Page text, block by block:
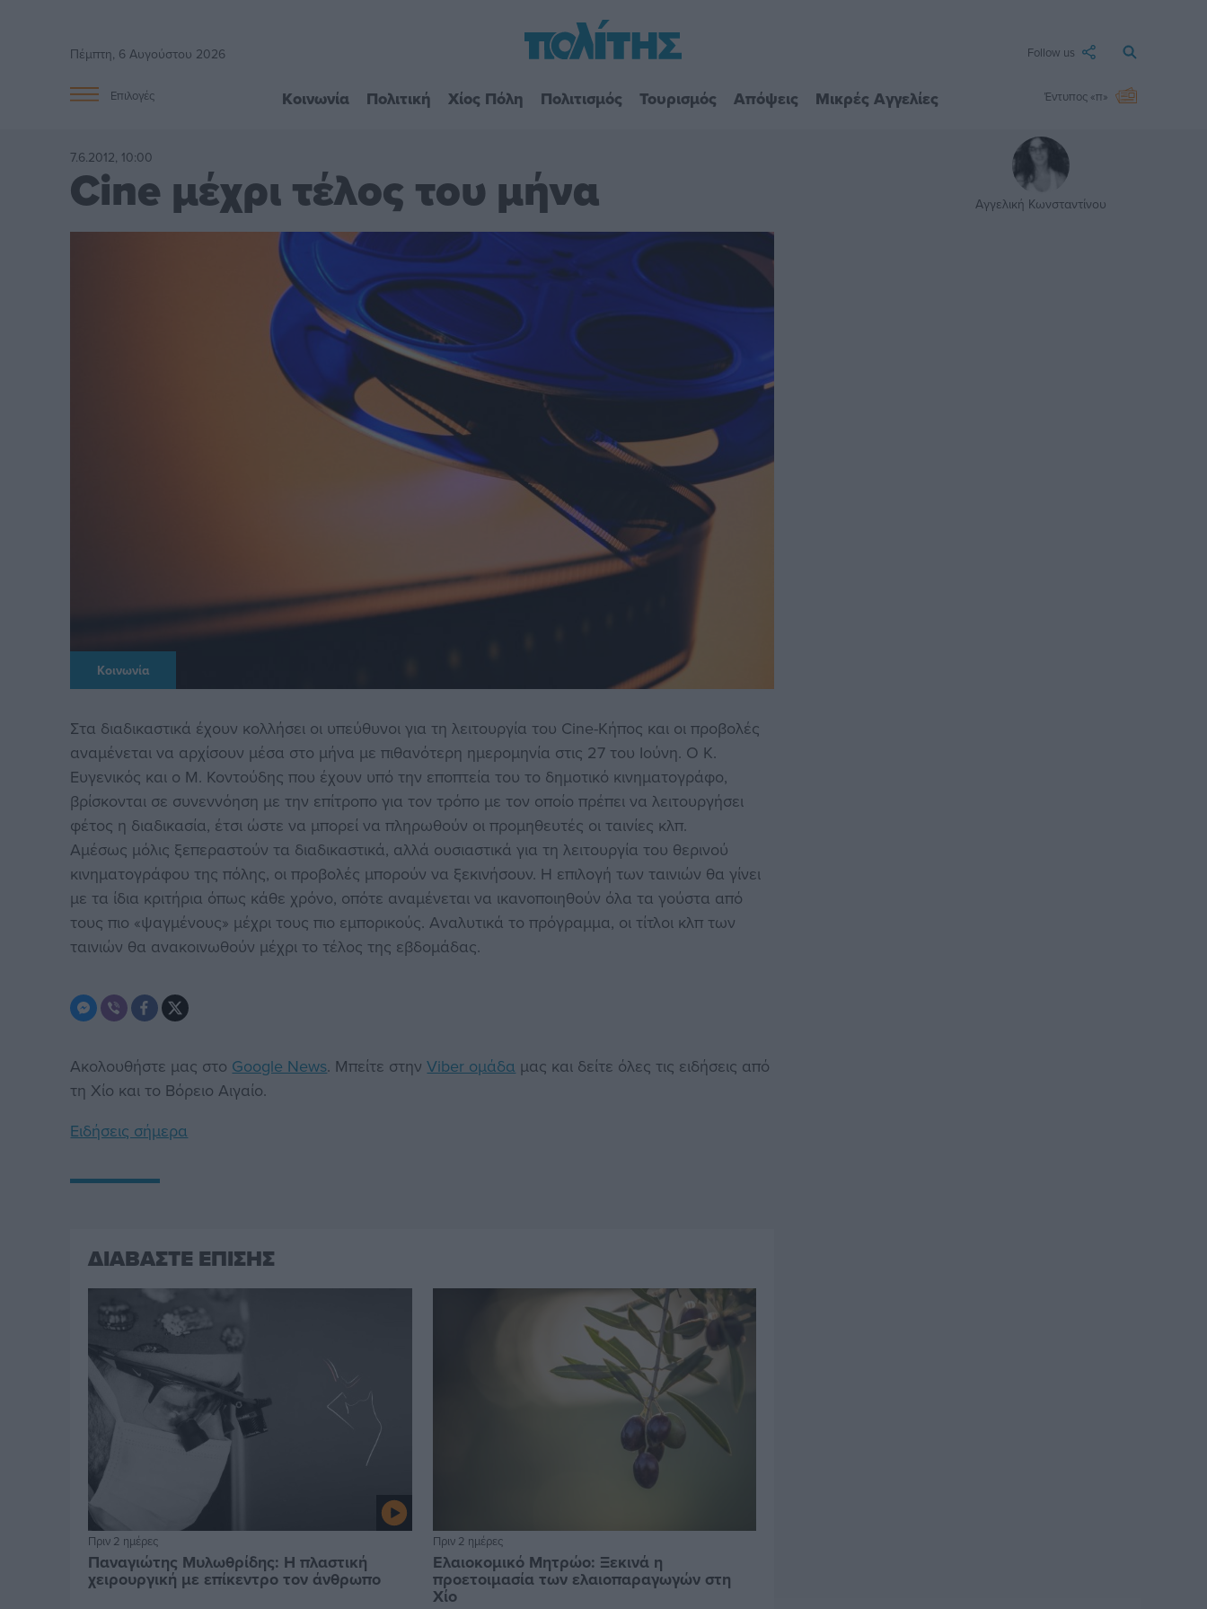
Πέμπτη, 6 Αυγούστου 2026 Follow us
Επιλογές Κοινωνία Πολιτική Χίος Πόλη Πολιτισμός Τουρισμός Απόψεις Μικρές Αγγελίες Έντυπος «π»
7.6.2012, 10:00
Cine μέχρι τέλος του μήνα Αγγελική Κωνσταντίνου
Κοινωνία
Στα διαδικαστικά έχουν κολλήσει οι υπεύθυνοι για τη λειτουργία του Cine-Κήπος και οι προβολές
αναμένεται να αρχίσουν μέσα στο μήνα με πιθανότερη ημερομηνία στις 27 του Ιούνη. Ο Κ.
Ευγενικός και ο Μ. Κοντούδης που έχουν υπό την εποπτεία του το δημοτικό κινηματογράφο,
βρίσκονται σε συνεννόηση με την επίτροπο για τον τρόπο με τον οποίο πρέπει να λειτουργήσει
φέτος η διαδικασία, έτσι ώστε να μπορεί να πληρωθούν οι προμηθευτές οι ταινίες κλπ.
Αμέσως μόλις ξεπεραστούν τα διαδικαστικά, αλλά ουσιαστικά για τη λειτουργία του θερινού
κινηματογράφου της πόλης, οι προβολές μπορούν να ξεκινήσουν. Η επιλογή των ταινιών θα γίνει
με τα ίδια κριτήρια όπως κάθε χρόνο, οπότε αναμένεται να ικανοποιηθούν όλα τα γούστα από
τους πιο «ψαγμένους» μέχρι τους πιο εμπορικούς. Αναλυτικά το πρόγραμμα, οι τίτλοι κλπ των
ταινιών θα ανακοινωθούν μέχρι το τέλος της εβδομάδας.
Ακολουθήστε μας στο Google News. Μπείτε στηνViber ομάδα μας και δείτε όλες τις ειδήσεις από
τη Χίο και το Βόρειο Αιγαίο.
Ειδήσεις σήμερα
ΔΙΑΒΑΣΤΕ ΕΠΙΣΗΣ
Πριν 2 ημέρες
Παναγιώτης Μυλωθρίδης: Η πλαστική
χειρουργική με επίκεντρο τον άνθρωπο
Πριν 2 ημέρες
Ελαιοκομικό Μητρώο: Ξεκινά η
προετοιμασία των ελαιοπαραγωγών στη
Χίο